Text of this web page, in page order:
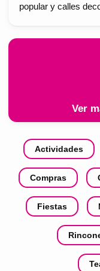
popular y calles
Ver
Actividades
Compras
Fiestas